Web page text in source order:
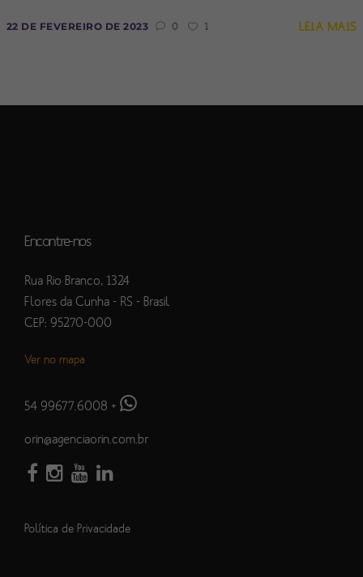
22 DE FEVEREIRO DE 2023 0 1 LEIA MAIS
Encontre-nos
Rua Rio Branco, 1324
Flores da Cunha - RS - Brasil
CEP: 95270-000
Ver no mapa
54 99677.6008 +
orin@agenciaorin.com.br
Política de Privacidade